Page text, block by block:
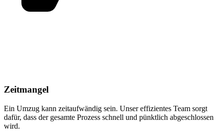
Zeitmangel
Ein Umzug kann zeitaufwändig sein. Unser effizientes Team sorgt
dafür, dass der gesamte Prozess schnell und pünktlich abgeschlossen
wird.